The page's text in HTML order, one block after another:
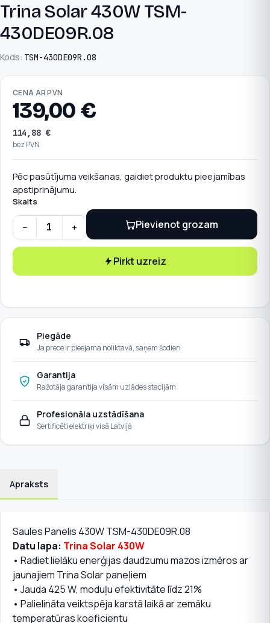
Trina Solar 430W TSM-
430DE09R.08
Kods: TSM-430DE09R.08
CENA AR PVN
139,00 €
114,88 €
bez PVN
Pēc pasūtījuma veikšanas, gaidiet produktu pieejamības
apstiprinājumu.
Skaits
Trina Solar 430W TSM-430DE09R.08 quantity
− + Pievienot grozam
Pirkt uzreiz
Piegāde
Ja prece ir pieejama noliktavā, saņem šodien
Garantija
Ražotāja garantija visām uzlādes stacijām
Profesionāla uzstādīšana
Sertificēti elektriķi visā Latvijā
Apraksts
Saules Panelis 430W TSM-430DE09R.08
Datu lapa: Trina Solar 430W
• Radiet lielāku enerģijas daudzumu mazos izmēros ar
jaunajiem Trina Solar paneļiem
• Jauda 425 W, moduļu efektivitāte līdz 21%
• Palielināta veiktspēja karstā laikā ar zemāku
temperatūras koeficientu